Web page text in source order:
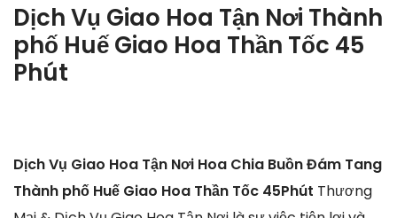
Dịch Vụ Giao Hoa Tận Nơi Thành
phố Huế Giao Hoa Thần Tốc 45
Phút
Dịch Vụ Giao Hoa Tận Nơi Hoa Chia Buồn Đám Tang
Thành phố Huế Giao Hoa Thần Tốc 45Phút Thương